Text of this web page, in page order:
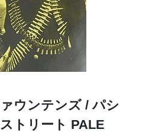
ウンテンズ / パシ
トリート PALE